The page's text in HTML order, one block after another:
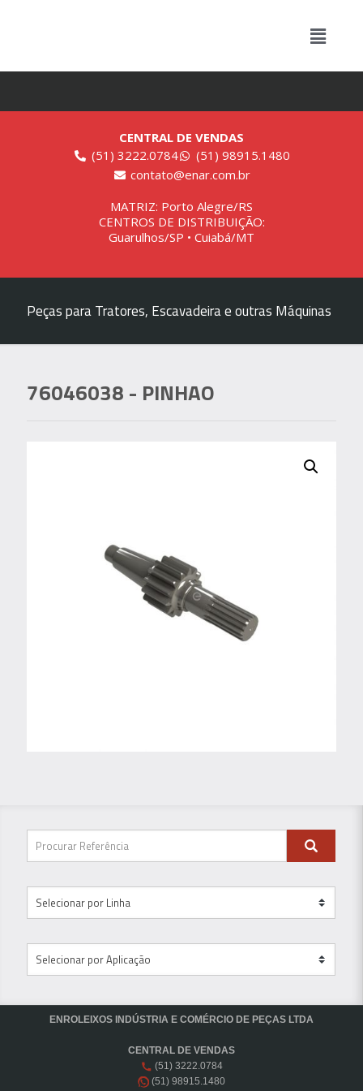
CENTRAL DE VENDAS
(51) 3222.0784
(51) 98915.1480
contato@enar.com.br
MATRIZ: Porto Alegre/RS
CENTROS DE DISTRIBUIÇÃO:
Guarulhos/SP • Cuiabá/MT
Peças para Tratores, Escavadeira e outras Máquinas
76046038 - PINHAO
ENROLEIXOS INDÚSTRIA E COMÉRCIO DE PEÇAS LTDA
CENTRAL DE VENDAS
(51) 3222.0784
(51) 98915.1480